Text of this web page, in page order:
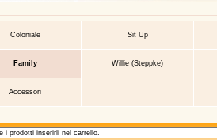
Coloniale Sit Up
Family Willie (Steppke)
Accessori